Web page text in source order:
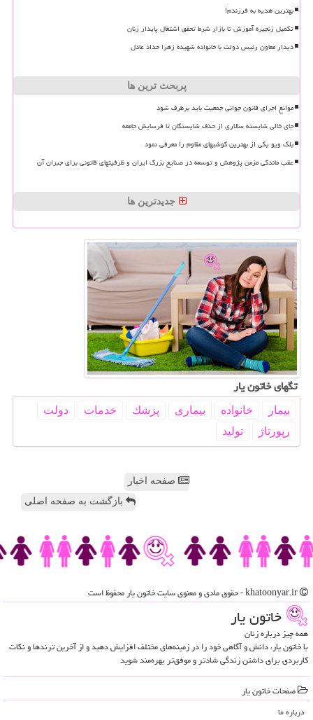
بهترین هدیه به فرزندم!
تکمیل زنجیره آموزش تا بازار شرط تحقق اشتغال پایدار زنان
دیدار معاون رئیس دولت با خانواده شهیده زهرا حداد عادل
پربحث ترین ها
موانع اجرای قانون جوانی جمعیت باید برطرف شود
جای خالی شایسته سالاری از حذف شایستگان تا فرسایش جامعه
بلک ویو یکی از بهترین گوشیهای مقاوم را معرفی نمود
عقب ماندگی مزمن پژوهش و توسعه در صنایع بزرگ ایران و ظرفیتهای قانونی برای جبران آن
جدیدترین ها
تگهای خاتون یار
بیمار خانواده بیماری پزشك خدمات
دولت
رپورتاژ
تولید
صفحه اخبار
بازگشت به صفحه اصلی
خاتون یار
همه چیز درباره زنان
با خاتون یار، دانش و آگاهی خود را در زمینه‌های مختلف افزایش دهید و از آخرین ترندها و نکات
کاربردی برای داشتن زندگی شادتر و موفق‌تر بهره‌مند شوید
صفحات خاتون یار
درباره ما